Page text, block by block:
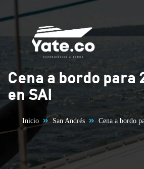
Saltar al contenido
Cena a bordo para
en SAI
Inicio San Andrés Cena a bordo